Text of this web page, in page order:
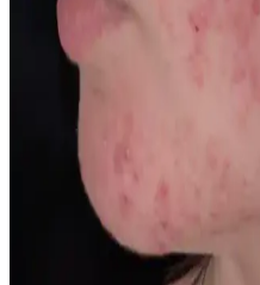
Yakalı gömleklerde makyaj
uygulama teknikleri, uygun
önemlidir. Boyun bölgesinde
Cilt Sağlığında İyileşme
ve Bağırsak Sağlığının
Cilt sağlığında iyileşme uzun
bakım, cilt bariyerinin onarımı
sivilce izlerinin azalmasına ve